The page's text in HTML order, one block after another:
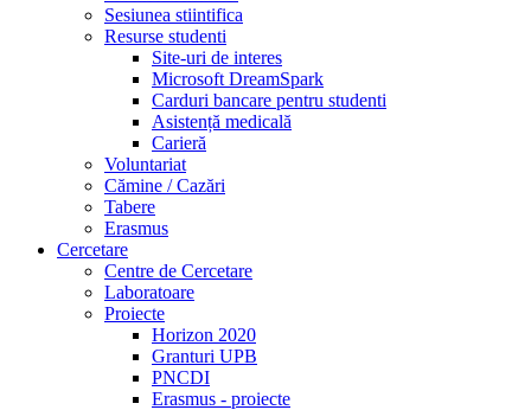
Sesiunea stiintifica
Resurse studenti
Site-uri de interes
Microsoft DreamSpark
Carduri bancare pentru studenti
Asistență medicală
Carieră
Voluntariat
Cămine / Cazări
Tabere
Erasmus
Cercetare
Centre de Cercetare
Laboratoare
Proiecte
Horizon 2020
Granturi UPB
PNCDI
Erasmus - proiecte